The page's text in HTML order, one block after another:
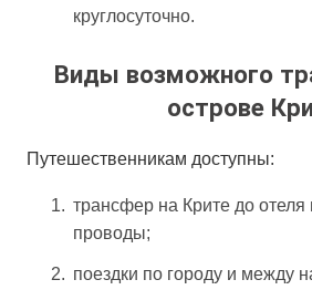
круглосуточно.
Виды возможного
острове
Путешественникам доступны:
трансфер на Крите до
проводы;
поездки по городу и между